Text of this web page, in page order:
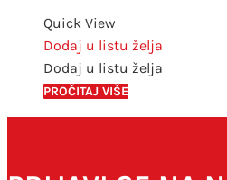
Quick View
Dodaj u listu želja
Dodaj u listu želja
PROČITAJ VIŠE